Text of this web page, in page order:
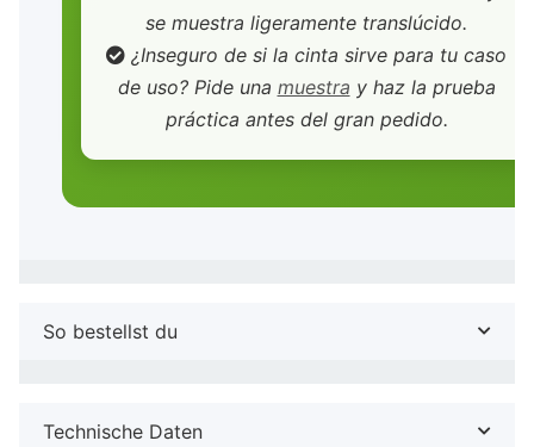
se muestra ligeramente translúcido.
¿Inseguro de si la cinta sirve para tu caso
de uso? Pide una muestra y haz la prueba
práctica antes del gran pedido.
So bestellst du
Technische Daten